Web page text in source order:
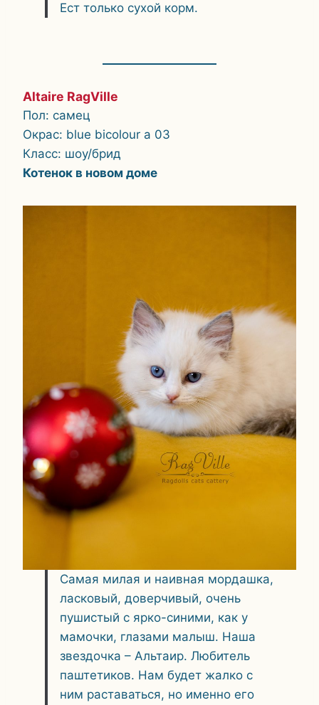
Ест только сухой корм.
Altaire RagVille
Пол: самец
Окрас: blue bicolour a 03
Класс: шоу/брид
Котенок в новом доме
Самая милая и наивная мордашка,
ласковый, доверчивый, очень
пушистый с ярко-синими, как у
мамочки, глазами малыш. Наша
звездочка – Альтаир. Любитель
паштетиков. Нам будет жалко с
ним раставаться, но именно его